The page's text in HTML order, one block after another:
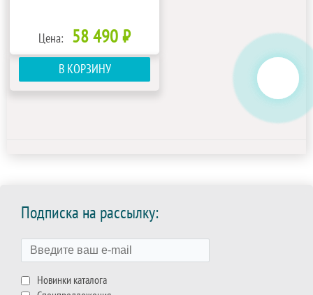
Цена: 58 490 ₽
В КОРЗИНУ
Подписка на рассылку:
Новинки каталога